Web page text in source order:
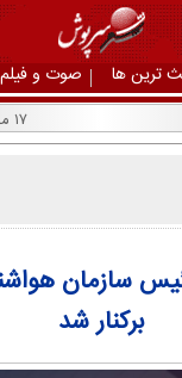
ترین ها صوت و فیلم
۱۷ مرداد ۱۴۰۵
سازمان
برکنار شد